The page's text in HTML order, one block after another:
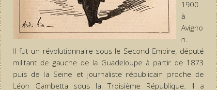
1900
à
Avigno
n.
Il fut un révolutionnaire sous le Second Empire, député
militant de gauche de la Guadeloupe à partir de 1873
puis de la Seine et journaliste républicain proche de
Léon Gambetta sous la Troisième République. Il a